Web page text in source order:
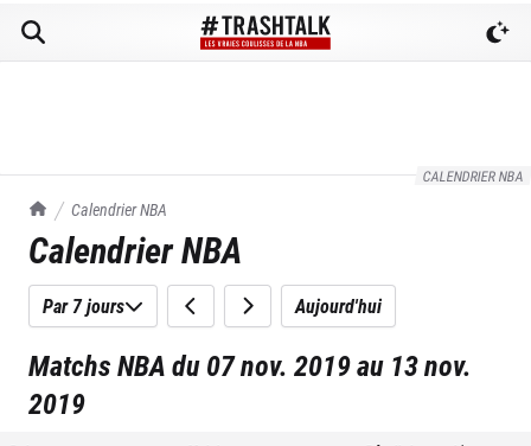
CALENDRIER NBA
TrashTalk Actu NBA
Calendrier NBA
Calendrier NBA
Par 7 jours Aujourd'hui
Matchs NBA du 07 nov. 2019 au 13 nov.
2019